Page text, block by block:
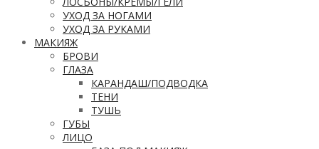
УХОД ЗА НОГАМИ
УХОД ЗА РУКАМИ
МАКИЯЖ
БРОВИ
ГЛАЗА
КАРАНДАШ/ПОДВОДКА
ТЕНИ
ТУШЬ
ГУБЫ
ЛИЦО